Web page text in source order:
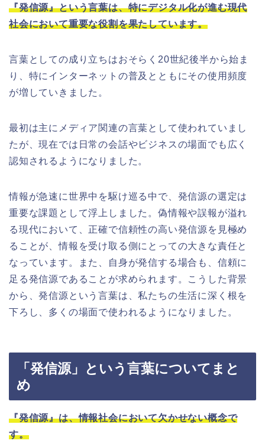
『発信源』という言葉は、特にデジタル化が進む現代
社会において重要な役割を果たしています。
言葉としての成り立ちはおそらく20世紀後半から始ま
り、特にインターネットの普及とともにその使用頻度
が増していきました。
最初は主にメディア関連の言葉として使われていまし
たが、現在では日常の会話やビジネスの場面でも広く
認知されるようになりました。
情報が急速に世界中を駆け巡る中で、発信源の選定は
重要な課題として浮上しました。偽情報や誤報が溢れ
る現代において、正確で信頼性の高い発信源を見極め
ることが、情報を受け取る側にとっての大きな責任と
なっています。また、自身が発信する場合も、信頼に
足る発信源であることが求められます。こうした背景
から、発信源という言葉は、私たちの生活に深く根を
下ろし、多くの場面で使われるようになりました。
「発信源」という言葉についてまと
め
『発信源』は、情報社会において欠かせない概念で
す。